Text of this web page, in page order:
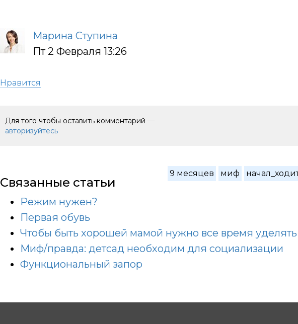
Марина Ступина
Пт 2 Февраля 13:26
Нравится
Для того чтобы оставить комментарий —
авторизуйтесь
9 месяцев миф
Связанные статьи
Режим нужен?
Первая обувь
Чтобы быть хорошей мамой нужно все время
Миф/правда: детсад необходим для социализации
Функциональный запор